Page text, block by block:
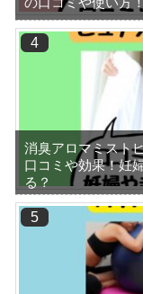
ン キッチン グッズ 料理
消臭アロマミスト
口コミや効果！妊
る？